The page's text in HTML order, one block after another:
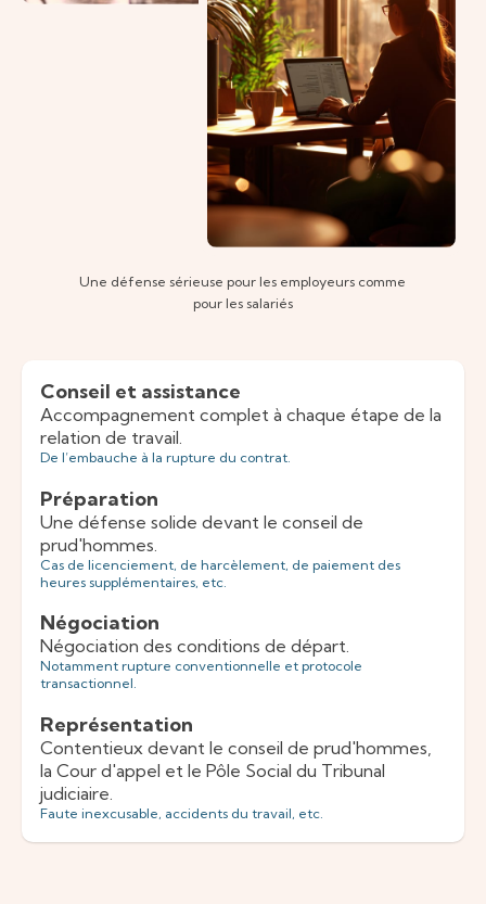
Une défense sérieuse pour les employeurs comme
pour les salariés
Conseil et assistance
Accompagnement complet à chaque étape de la
relation de travail.
De l’embauche à la rupture du contrat.
Préparation
Une défense solide devant le conseil de
prud'hommes.
Cas de licenciement, de harcèlement, de paiement des
heures supplémentaires, etc.
Négociation
Négociation des conditions de départ.
Notamment rupture conventionnelle et protocole
transactionnel.
Représentation
Contentieux devant le conseil de prud'hommes,
la Cour d'appel et le Pôle Social du Tribunal
judiciaire.
Faute inexcusable, accidents du travail, etc.